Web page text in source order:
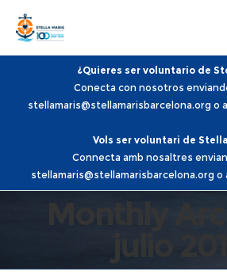
¿Quieres ser voluntario de
Conecta con nosotros
stellamaris@stellamarisbarcelona.org o
Vols ser voluntari de
Connecta amb nosaltres
stellamaris@stellamarisbarcelona.org o
Monthly
julio 2015